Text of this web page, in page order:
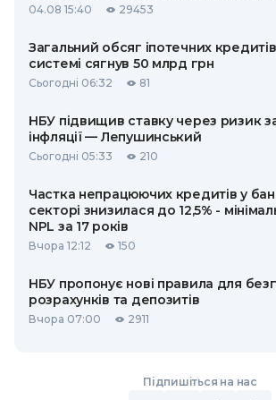
04.08 15:40 29453
Загальний обсяг іпотечних кредитів
системі сягнув 50 млрд грн
Сьогодні 06:32 81
НБУ підвищив ставку через ризик
інфляції — Лепушинський
Сьогодні 05:33 210
Частка непрацюючих кредитів у
секторі знизилася до 12,5% -
NPL за 17 років
Вчора 12:12 150
НБУ пропонує нові правила для
розрахунків та депозитів
Вчора 07:00 2911
Підпишіться на нас